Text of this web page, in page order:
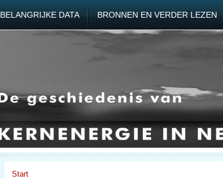
BELANGRIJKE DATA BRONNEN EN VERDER LEZEN
Start